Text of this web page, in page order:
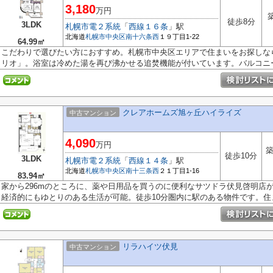
3LDK
64.99㎡
3,180万円
札幌市電２系統 「 西線１６条 」駅
北海道札幌市中央区南十六条西 １９丁目1-22
徒歩8分
こだわりで選びたい方におすすめ。札幌市中央区エリアで住まいをお探し
リオ」。浴室は冷めた湯を再び沸かせる追焚機能が付いています。バルコニ
3LDK
83.94㎡
中古マンション クレアホームズ旭ヶ丘ハイライズ
4,090万円
札幌市電２系統 「 西線１４条 」駅
北海道札幌市中央区南十三条西 ２１丁目1-16
徒歩10分
家から296mのところに、薬や日用品を買うのに便利なサツドラ伏見啓明店
経済的にもゆとりのある生活が可能。徒歩10分圏内に駅のある物件です。
中古マンション リラハイツ伏見